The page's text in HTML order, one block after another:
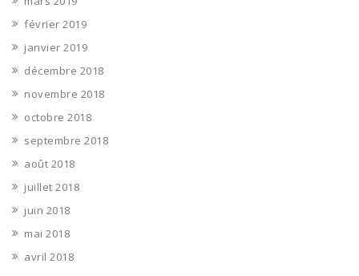
février 2019
janvier 2019
décembre 2018
novembre 2018
octobre 2018
septembre 2018
août 2018
juillet 2018
juin 2018
mai 2018
avril 2018